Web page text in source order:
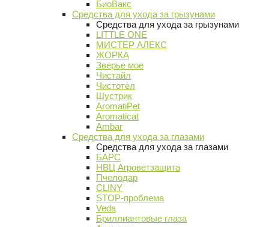
БиоВакс
Средства для ухода за грызунами
Средства для ухода за грызунами
LITTLE ONE
МИСТЕР АЛЕКС
ЖОРКА
Зверье мое
Чистайл
Чистотел
Шустрик
AromatiPet
Aromaticat
Ambar
Средства для ухода за глазами
Средства для ухода за глазами
БАРС
НВЦ Агроветзащита
Пчелодар
CLINY
STOP-проблема
Veda
Бриллиантовые глаза